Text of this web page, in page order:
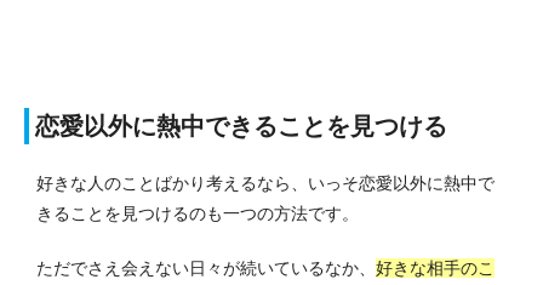
恋愛以外に熱中できることを見つける
好きな人のことばかり考えるなら、いっそ恋愛以外に熱中で
きることを見つけるのも一つの方法です。
ただでさえ会えない日々が続いているなか、 好きな相手のこ